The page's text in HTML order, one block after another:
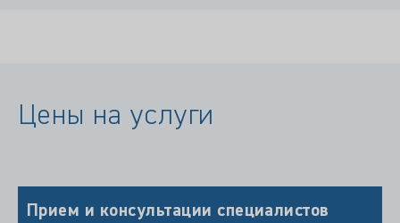
Цены на услуги
Прием и консультации специалистов